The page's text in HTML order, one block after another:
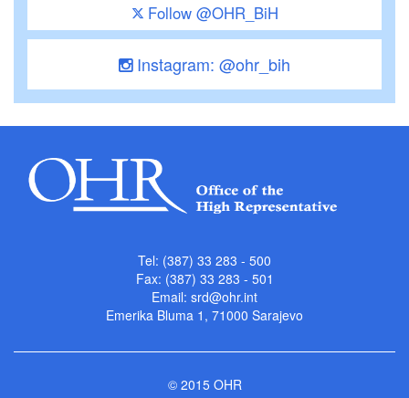
Follow @OHR_BiH
Instagram: @ohr_bih
Tel: (387) 33 283 - 500
Fax: (387) 33 283 - 501
Email: srd@ohr.int
Emerika Bluma 1, 71000 Sarajevo
© 2015 OHR